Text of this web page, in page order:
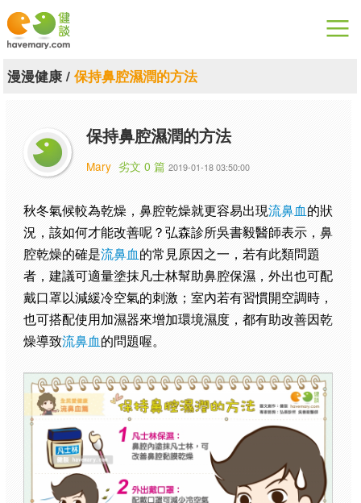
漫漫健康
關於健談
聯絡我們
下載專區
漫漫健康/ 保持鼻腔濕潤的方法
保持鼻腔濕潤的方法
Mary 劣文 0 篇 2019-01-18 03:50:00
秋冬氣候較為乾燥，鼻腔乾燥就更容易出現流鼻血的狀
況，該如何才能改善呢？弘森診所吳書毅醫師表示，鼻
腔乾燥的確是流鼻血的常見原因之一，若有此類問題
者，建議可適量塗抹凡士林幫助鼻腔保濕，外出也可配
戴口罩以減緩冷空氣的刺激；室內若有習慣開空調時，
也可搭配使用加濕器來增加環境濕度，都有助改善因乾
燥導致流鼻血的問題喔。